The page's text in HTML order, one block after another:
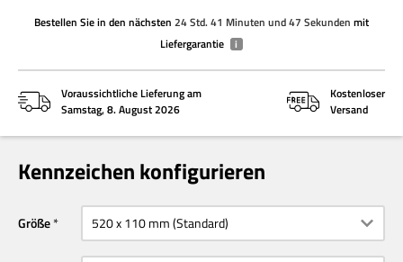
Bestellen Siein den nächsten 24 Std. 41 Minuten und 47 Sekunden mit
Liefergarantie
i
Voraussichtliche Lieferung am
Samstag, 8. August 2026
Kostenloser
Versand
Kennzeichen konfigurieren
Größe